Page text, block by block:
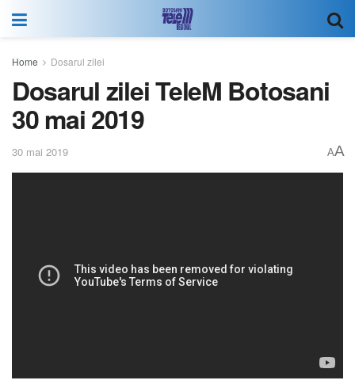
Home Dosarul zilei
Dosarul zilei TeleM Botosani
30 mai 2019
30 mai 2019 AA